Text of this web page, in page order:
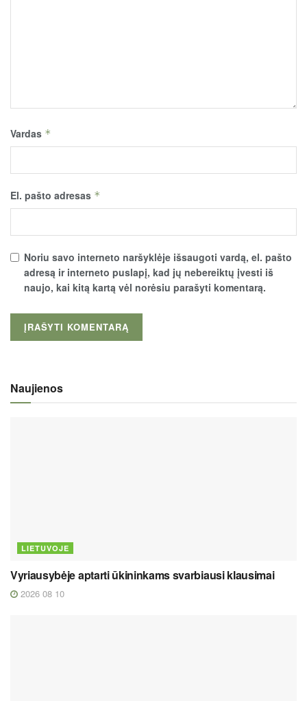
Vardas *
El. pašto adresas *
Noriu savo interneto naršyklėje išsaugoti vardą, el. pašto
adresą ir interneto puslapį, kad jų nebereiktų įvesti iš
naujo, kai kitą kartą vėl norėsiu parašyti komentarą.
Naujienos
LIETUVOJE
Vyriausybėje aptarti ūkininkams svarbiausi klausimai
2026 08 10